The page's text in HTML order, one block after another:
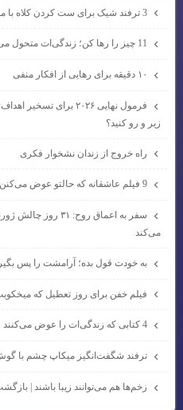
3 ترفند شیک برای ست کردن کلاه با مو دخترانه
11 چیز را رها کن؛ زندگی‌ات متحول می‌شود! راز آرامش ژاپنی ها
۱۰ دقیقه برای رهایی از افکار منفی
فرمول نهایی ۲۰۲۶ برای
زیر و رو کنید؟
راه خروج از زندان نشخوار فکری
9 فیلم عاشقانه که حالتو عوض می‌کنن!
سفر به اعماق روح:
می‌کند
به خودت قول بده؛ آرامشت را پس بگیر
فیلم خفن برای روز تعطیل که
4 کتابی که زندگی‌ات را عوض می‌کنند
ترفند شگفت‌انگیز میکاپ چشم با
زخم‌ها هم می‌توانند زیبا باشند |